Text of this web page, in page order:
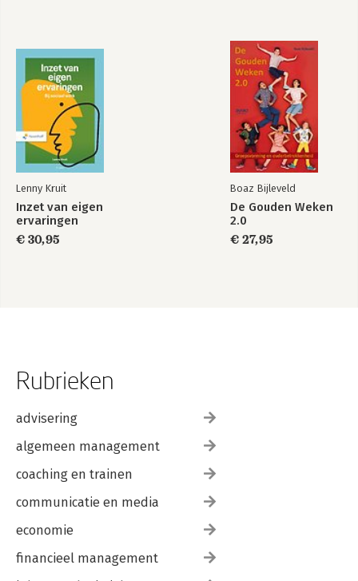
Lenny Kruit
Inzet van eigen
ervaringen
€ 30,95
Boaz Bijleveld
De Gouden Weken
2.0
€ 27,95
Rubrieken
advisering
algemeen management
coaching en trainen
communicatie en media
economie
financieel management